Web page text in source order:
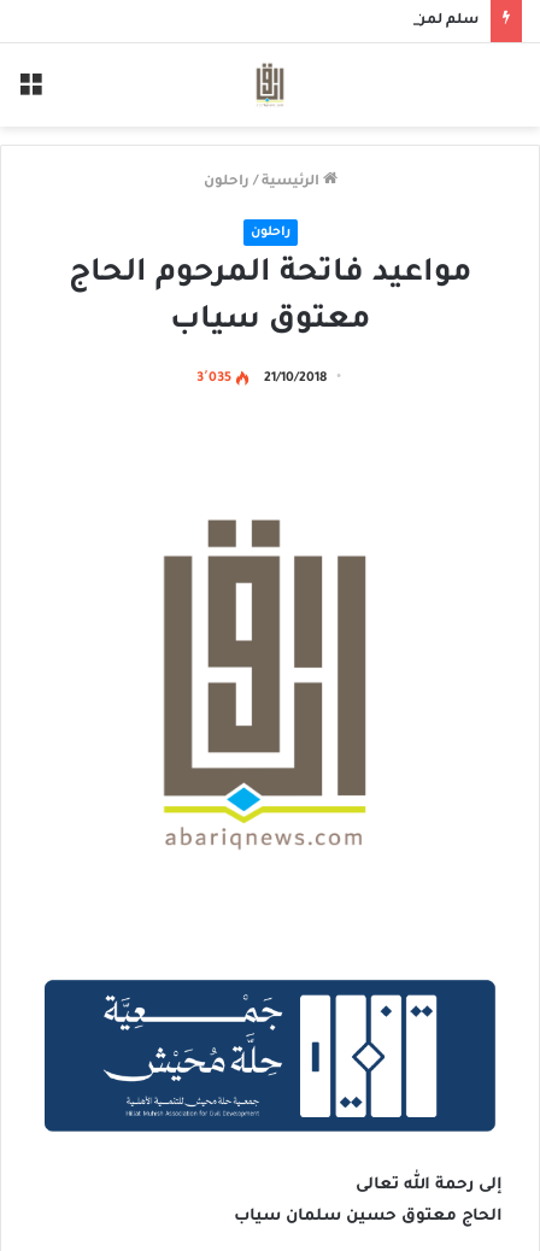
سلم لمن سالمكم
الرئيسية / راحلون
راحلون
مواعيد فاتحة المرحوم الحاج
معتوق سياب
21/10/2018 3٬035
إلى رحمة الله تعالى
الحاج معتوق حسين سلمان سياب